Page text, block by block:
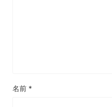
名前 *